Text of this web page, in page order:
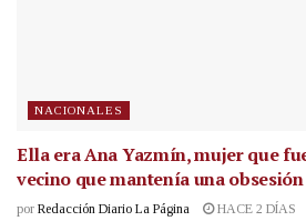
NACIONALES
Ella era Ana Yazmín, mujer que
vecino que mantenía una
por Redacción Diario La Página HACE 2 DÍAS